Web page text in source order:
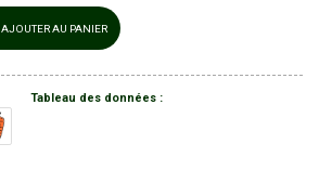
AJOUTER AU PANIER
Tableau des données :